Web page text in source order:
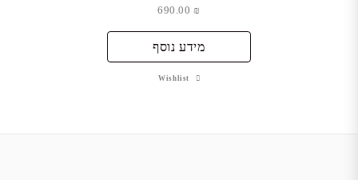
₪
מידע נוסף
Wishlist